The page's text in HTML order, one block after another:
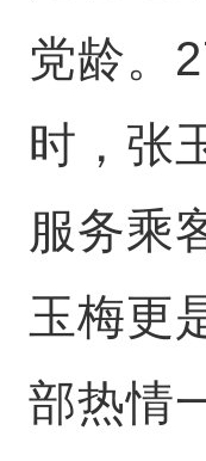
党龄。
时，张
服务乘
玉梅更
部热情